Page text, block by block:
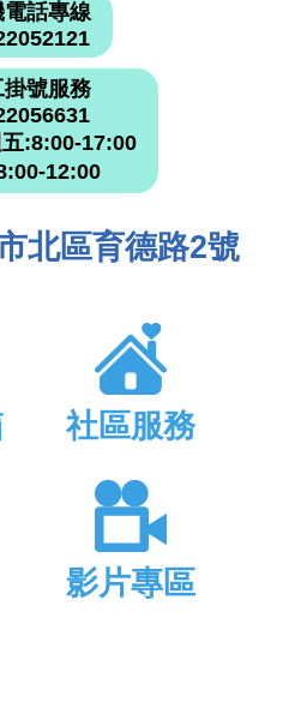
話專線
掛號服務
:8:00-17:00
12:00
北區育德路2號
社區服務
影片專區